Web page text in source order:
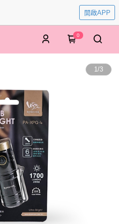
開啟APP
0
1/3